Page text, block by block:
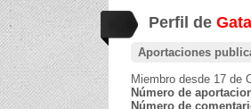
Perfil de
Aportaciones
Miembro desde 17 de
Número de
Número de